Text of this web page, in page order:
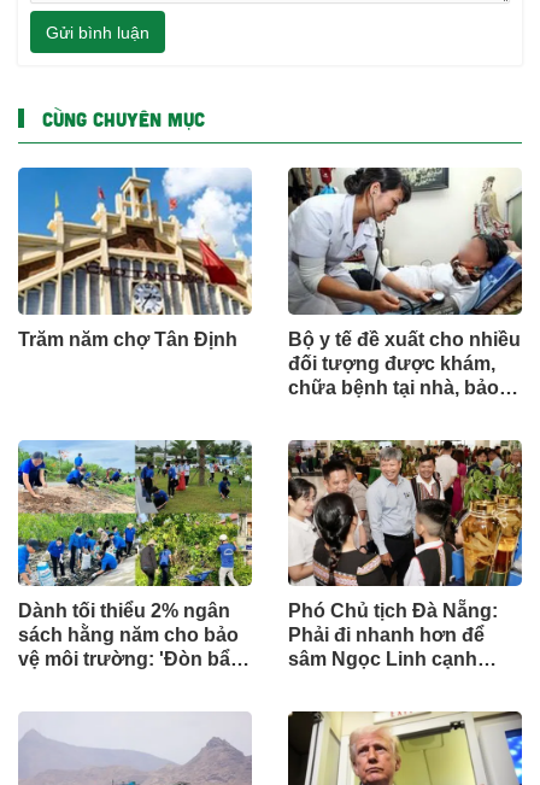
Gửi bình luận
CÙNG CHUYÊN MỤC
Trăm năm chợ Tân Định
Bộ y tế đề xuất cho nhiều
đối tượng được khám,
chữa bệnh tại nhà, bảo
Dành tối thiểu 2% ngân
sách hằng năm cho bảo
vệ môi trường: 'Đòn bẩy'
ngoặt quản trị hiện đại
Phó Chủ tịch Đà Nẵng:
Phải đi nhanh hơn để
sâm Ngọc Linh cạnh